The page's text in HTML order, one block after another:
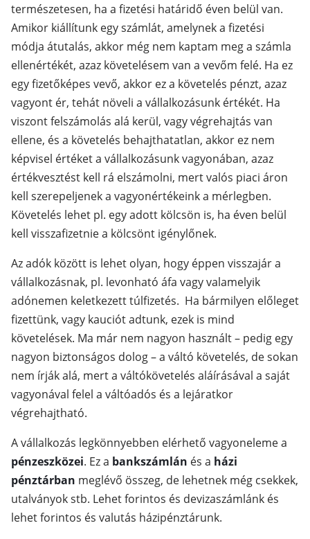
természetesen, ha a fizetési határidő éven belül van.
Amikor kiállítunk egy számlát, amelynek a fizetési
módja átutalás, akkor még nem kaptam meg a számla
ellenértékét, azaz követelésem van a vevőm felé. Ha ez
egy fizetőképes vevő, akkor ez a követelés pénzt, azaz
vagyont ér, tehát növeli a vállalkozásunk értékét. Ha
viszont felszámolás alá kerül, vagy végrehajtás van
ellene, és a követelés behajthatatlan, akkor ez nem
képvisel értéket a vállalkozásunk vagyonában, azaz
értékvesztést kell rá elszámolni, mert valós piaci áron
kell szerepeljenek a vagyonértékeink a mérlegben.
Követelés lehet pl. egy adott kölcsön is, ha éven belül
kell visszafizetnie a kölcsönt igénylőnek.
Az adók között is lehet olyan, hogy éppen visszajár a
vállalkozásnak, pl. levonható áfa vagy valamelyik
adónemen keletkezett túlfizetés. Ha bármilyen előleget
fizettünk, vagy kauciót adtunk, ezek is mind
követelések. Ma már nem nagyon használt – pedig egy
nagyon biztonságos dolog – a váltó követelés, de sokan
nem írják alá, mert a váltókövetelés aláírásával a saját
vagyonával felel a váltóadós és a lejáratkor
végrehajtható.
A vállalkozás legkönnyebben elérhető vagyoneleme a
pénzeszközei. Ez a bankszámlán és a házi
pénztárban meglévő összeg, de lehetnek még csekkek,
utalványok stb. Lehet forintos és devizaszámlánk és
lehet forintos és valutás házipénztárunk.